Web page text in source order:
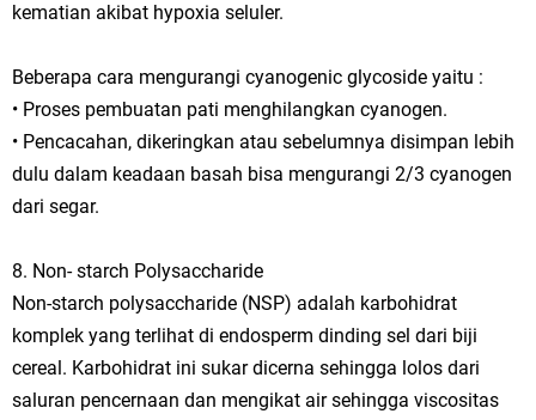
kematian akibat hypoxia seluler.
Beberapa cara mengurangi cyanogenic glycoside yaitu :
• Proses pembuatan pati menghilangkan cyanogen.
• Pencacahan, dikeringkan atau sebelumnya disimpan lebih
dulu dalam keadaan basah bisa mengurangi 2/3 cyanogen
dari segar.
8. Non- starch Polysaccharide
Non-starch polysaccharide (NSP) adalah karbohidrat
komplek yang terlihat di endosperm dinding sel dari biji
cereal. Karbohidrat ini sukar dicerna sehingga lolos dari
saluran pencernaan dan mengikat air sehingga viscositas